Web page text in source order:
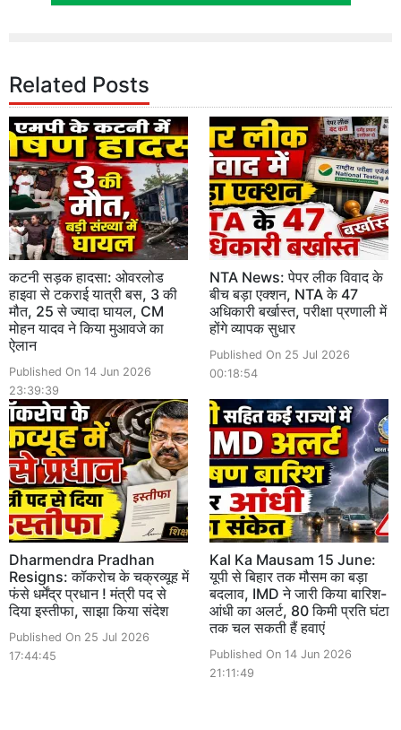
Related Posts
कटनी सड़क हादसा: ओवरलोड
हाइवा से टकराई यात्री बस, 3 की
मौत, 25 से ज्यादा घायल, CM
मोहन यादव ने किया मुआवजे का
ऐलान
Published On 14 Jun 2026
23:39:39
NTA News: पेपर लीक विवाद के
बीच बड़ा एक्शन, NTA के 47
अधिकारी बर्खास्त, परीक्षा प्रणाली में
होंगे व्यापक सुधार
Published On 25 Jul 2026
00:18:54
Dharmendra Pradhan
Resigns: कॉकरोच के चक्रव्यूह में
फंसे धर्मेंद्र प्रधान ! मंत्री पद से
दिया इस्तीफा, साझा किया संदेश
Published On 25 Jul 2026
17:44:45
Kal Ka Mausam 15 June:
यूपी से बिहार तक मौसम का बड़ा
बदलाव, IMD ने जारी किया बारिश-
आंधी का अलर्ट, 80 किमी प्रति घंटा
तक चल सकती हैं हवाएं
Published On 14 Jun 2026
21:11:49